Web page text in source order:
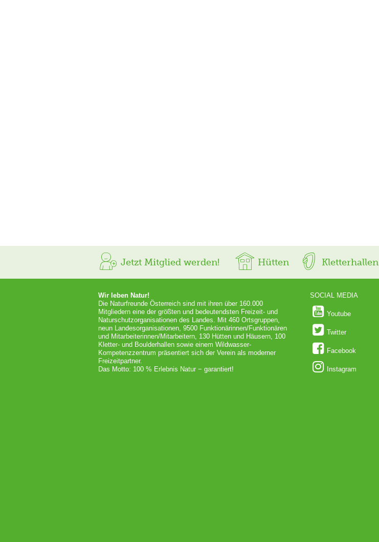
Jetzt Mitglied werden! Hütten Kletterhallen
Wir leben Natur!
Die Naturfreunde Österreich sind mit ihren über 160.000
Mitgliedern eine der größten und bedeutendsten Freizeit- und
Naturschutzorganisationen des Landes. Mit 460 Ortsgruppen,
neun Landesorganisationen, 9500 Funktionärinnen/Funktionären
und Mitarbeiterinnen/Mitarbeitern, 130 Hütten und Häusern, 100
Kletter- und Boulderhallen sowie einem Wildwasser-
Kompetenzzentrum präsentiert sich der Verein als moderner
Freizeitpartner.
Das Motto: 100 % Erlebnis Natur − garantiert!
SOCIAL MEDIA
Youtube
Twitter
Facebook
Instagram